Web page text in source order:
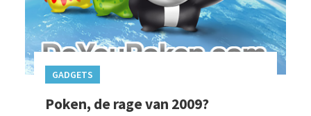
GADGETS
Poken, de rage van 2009?